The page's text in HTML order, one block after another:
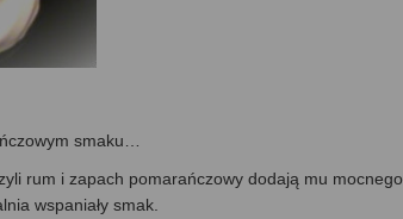
smaku…
rum i zapach pomarańczowy dodają mu mocnego
wspaniały smak.